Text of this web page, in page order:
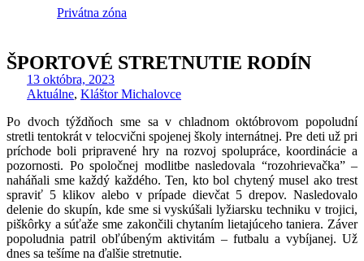
Privátna zóna
ŠPORTOVÉ STRETNUTIE RODÍN
13 októbra, 2023
Aktuálne, Kláštor Michalovce
Po dvoch týždňoch sme sa v chladnom októbrovom popoludní
stretli tentokrát v telocvični spojenej školy internátnej. Pre deti už pri
príchode boli pripravené hry na rozvoj spolupráce, koordinácie a
pozornosti. Po spoločnej modlitbe nasledovala “rozohrievačka” –
naháňali sme každý každého. Ten, kto bol chytený musel ako trest
spraviť 5 klikov alebo v prípade dievčat 5 drepov. Nasledovalo
delenie do skupín, kde sme si vyskúšali lyžiarsku techniku v trojici,
piškôrky a súťaže sme zakončili chytaním lietajúceho taniera. Záver
popoludnia patril obľúbeným aktivitám – futbalu a vybíjanej. Už
dnes sa tešíme na ďalšie stretnutie.